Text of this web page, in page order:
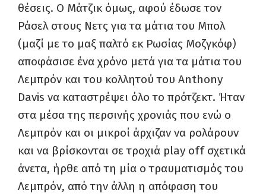
θέσεις. Ο Μάτζικ όμως, αφού έδωσε τον
Ράσελ στους Νετς για τα μάτια του Μπολ
(μαζί με το μαξ παλτό εκ Ρωσίας Μοζγκόφ)
αποφάσισε ένα χρόνο μετά για τα μάτια του
Λεμπρόν και του κολλητού του Anthony
Davis να καταστρέψει όλο το πρότζεκτ. Ήταν
στα μέσα της περσινής χρονιάς που ενώ ο
Λεμπρόν και οι μικροί άρχιζαν να ρολάρουν
και να βρίσκονται σε τροχιά play offσχετικά
άνετα, ήρθε από τη μία ο τραυματισμός του
Λεμπρόν, από την άλλη η απόφαση του